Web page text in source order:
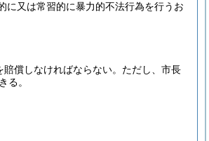
に又は常習的に暴力的不法行為を行うお
償しなければならない。 ただし、市長
る。